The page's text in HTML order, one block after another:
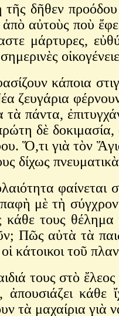
προόδου καὶ
ἀπὸ αὐτοὺς ποὺ
μάρτυρες,
κάποια
ζευγάρια
τὰ πάντα,
δὲ δοκιμασία,
Ὅ,τι γιὰ τὸν
δίχως
φαίνεται
μὲ τὴ
κάθε τους
Πῶς αὐτὰ τὰ
κάτοικοι τοῦ
στὸ ἔλεος
κάθε
τὰ μαχαίρια γιὰ